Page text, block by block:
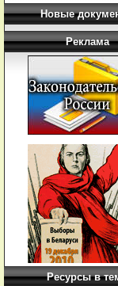
Новые
Реклама
Ресурсы в